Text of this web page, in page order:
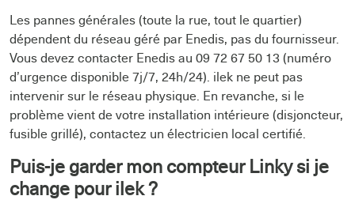
Les pannes générales (toute la rue, tout le quartier)
dépendent du réseau géré par Enedis, pas du fournisseur.
Vous devez contacter Enedis au 09 72 67 50 13 (numéro
d’urgence disponible 7j/7, 24h/24). ilek ne peut pas
intervenir sur le réseau physique. En revanche, si le
problème vient de votre installation intérieure (disjoncteur,
fusible grillé), contactez un électricien local certifié.
Puis-je garder mon compteur Linky si je
change pour ilek ?